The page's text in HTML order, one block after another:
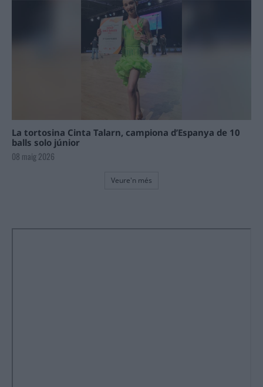
La tortosina Cinta Talarn, campiona d’Espanya de 10
balls solo júnior
08 maig 2026
Veure'n més